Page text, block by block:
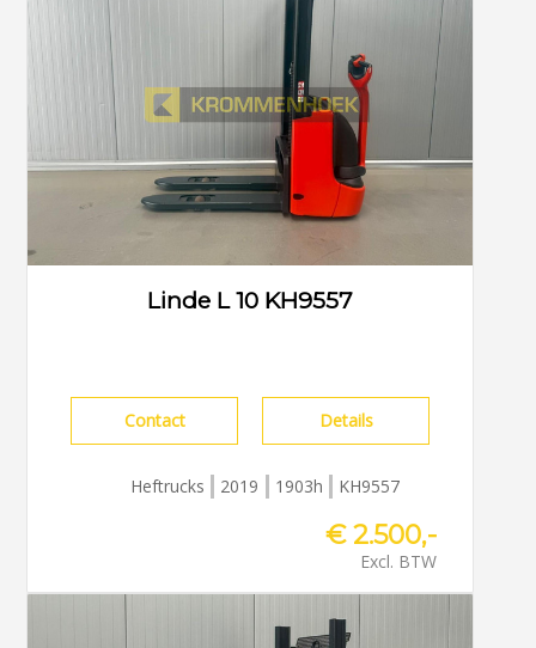
Linde L 10 KH9557
Contact Details
Heftrucks 2019 1903h KH9557
€ 2.500,-
Excl. BTW